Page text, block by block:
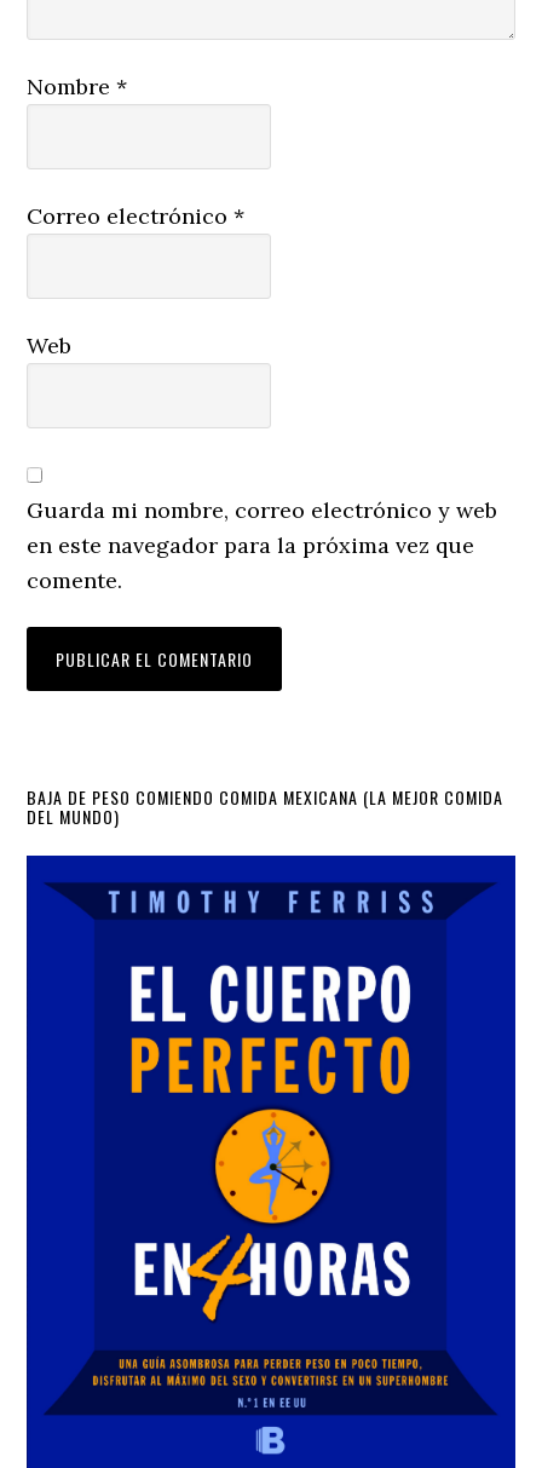
Nombre*
Correo electrónico*
Web
Guarda mi nombre, correo electrónico y web
en este navegador para la próxima vez que
comente.
Primary
Sidebar
BAJA DE PESO COMIENDO COMIDA MEXICANA (LA MEJOR COMIDA
DEL MUNDO)